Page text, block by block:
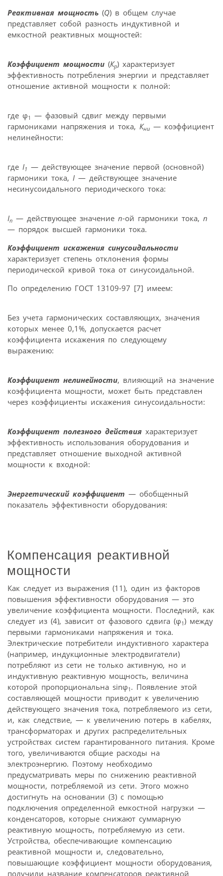
Реактивная мощность (Q) в общем случае
представляет собой разность индуктивной и
емкостной реактивных мощностей:
Коэффициент мощности (Кр) характеризует
эффективность потребления энергии и представляет
отношение активной мощности к полной:
где φ1 — фазовый сдвиг между первыми
гармониками напряжения и тока, Кни — коэффициент
нелинейности:
где I1 — действующее значение первой (основной)
гармоники тока, I — действующее значение
несинусоидального периодического тока:
In — действующее значение n-ой гармоники тока, n
— порядок высшей гармоники тока.
Коэффициент искажения синусоидальности
характеризует степень отклонения формы
периодической кривой тока от синусоидальной.
По определению ГОСТ 13109-97 [7] имеем:
Без учета гармонических составляющих, значения
которых менее 0,1%, допускается расчет
коэффициента искажения по следующему
выражению:
Коэффициент нелинейности, влияющий на значение
коэффициента мощности, может быть представлен
через коэффициенты искажения синусоидальности:
Коэффициент полезного действия характеризует
эффективность использования оборудования и
представляет отношение выходной активной
мощности к входной:
Энергетический коэффициент — обобщенный
показатель эффективности оборудования:
Компенсация реактивной
мощности
Как следует из выражения (11), один из факторов
повышения эффективности оборудования — это
увеличение коэффициента мощности. Последний, как
следует из (4), зависит от фазового сдвига (φ1) между
первыми гармониками напряжения и тока.
Электрические потребители индуктивного характера
(например, индукционные электродвигатели)
потребляют из сети не только активную, но и
индуктивную реактивную мощность, величина
которой пропорциональна sinφ1 . Появление этой
составляющей мощности приводит к увеличению
действующего значения тока, потребляемого из сети,
и, как следствие, — к увеличению потерь в кабелях,
трансформаторах и других распределительных
устройствах систем гарантированного питания. Кроме
того, увеличиваются общие расходы на
электроэнергию. Поэтому необходимо
предусматривать меры по снижению реактивной
мощности, потребляемой из сети. Этого можно
достигнуть на основании (3) с помощью
подключения определенной емкостной нагрузки —
конденсаторов, которые снижают суммарную
реактивную мощность, потребляемую из сети.
Устройства, обеспечивающие компенсацию
реактивной мощности и, следовательно,
повышающие коэффициент мощности оборудования,
получили название компенсаторов реактивной